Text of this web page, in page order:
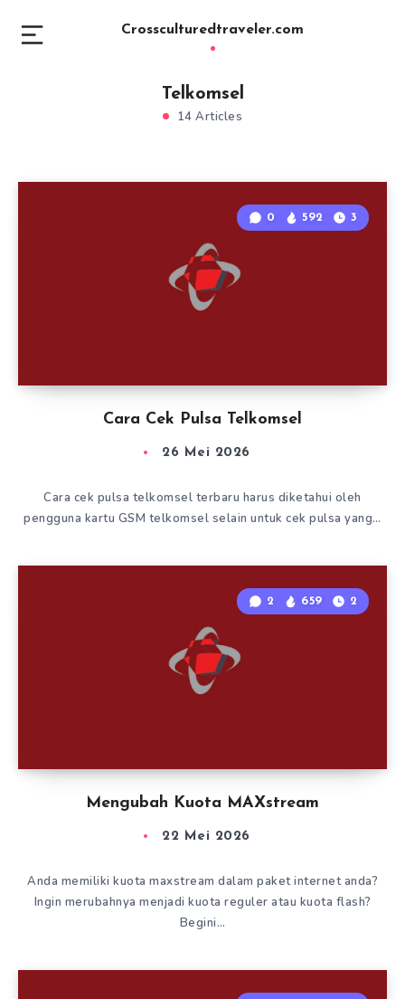
Crossculturedtraveler.com
Telkomsel
14 Articles
Cara Cek Pulsa Telkomsel
0 592 3
26 Mei 2026
Cara cek pulsa telkomsel terbaru harus diketahui oleh
pengguna kartu GSM telkomsel selain untuk cek pulsa yang…
Mengubah Kuota MAXstream
2 659 2
22 Mei 2026
Anda memiliki kuota maxstream dalam paket internet anda?
Ingin merubahnya menjadi kuota reguler atau kuota flash?
Begini…